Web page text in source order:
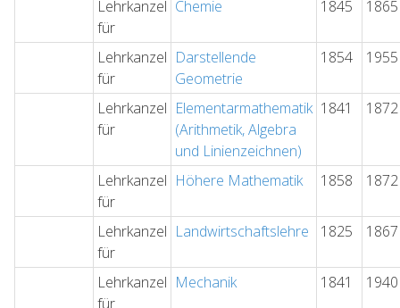
Lehrkanzel
für
Chemie 1845 1865
Lehrkanzel
für
Darstellende
Geometrie
1854 1955
Lehrkanzel
für
Elementarmathematik
(Arithmetik, Algebra
und Linienzeichnen)
1841 1872
Lehrkanzel
für
Höhere Mathematik 1858 1872
Lehrkanzel
für
Landwirtschaftslehre 1825 1867
Lehrkanzel
für
Mechanik 1841 1940